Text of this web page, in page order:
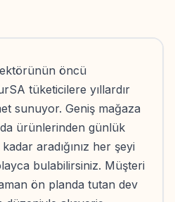
öncü
tüketicilere yıllardır
sunuyor. Geniş mağaza
ürünlerinden günlük
aradığınız her şeyi
bulabilirsiniz. Müşteri
ön planda tutan dev